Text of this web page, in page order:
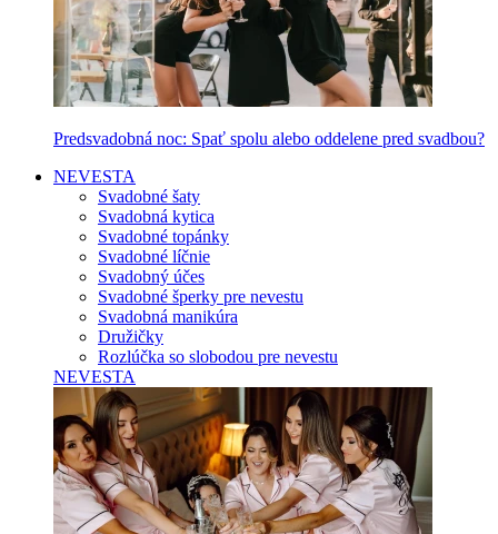
Predsvadobná noc: Spať spolu alebo oddelene pred svadbou?
NEVESTA
Svadobné šaty
Svadobná kytica
Svadobné topánky
Svadobné líčnie
Svadobný účes
Svadobné šperky pre nevestu
Svadobná manikúra
Družičky
Rozlúčka so slobodou pre nevestu
NEVESTA